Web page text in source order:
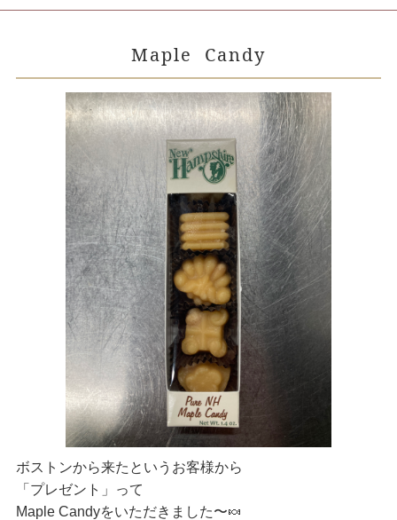
Maple Candy
ボストンから来たというお客様から
「プレゼント」って
Maple Candyをいただきました〜🍬